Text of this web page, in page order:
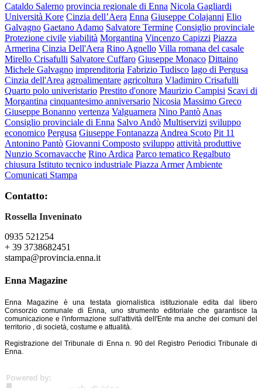
Cataldo Salerno provincia regionale di Enna Nicola Gagliardi
Università Kore Cinzia dell’Aera Enna Giuseppe Colajanni Elio
Galvagno Gaetano Adamo Salvatore Termine Consiglio provinciale
Protezione civile viabilità Morgantina Vincenzo Capizzi Piazza
Armerina Cinzia Dell'Aera Rino Agnello Villa romana del casale
Mirello Crisafulli Salvatore Cuffaro Giuseppe Monaco Dittaino
Michele Galvagno imprenditoria Fabrizio Tudisco lago di Pergusa
Cinzia dell'Area agroalimentare agricoltura Vladimiro Crisafulli
Quarto polo univeristario Prestito d'onore Maurizio Campisi Scavi di
Morgantina cinquantesimo anniversario Nicosia Massimo Greco
Giuseppe Bonanno vertenza Valguarnera Nino Pantò Anas
Consiglio provinciale di Enna Salvo Andò Multiservizi sviluppo
economico Pergusa Giuseppe Fontanazza Andrea Scoto Pit 11
Antonino Pantò Giovanni Composto sviluppo attività produttive
Nunzio Scornavacche Rino Ardica Parco tematico Regalbuto
chiusura Istituto tecnico industriale Piazza Armer Ambiente
Comunicati Stampa
Contatto:
Rossella Inveninato
0935 521254
+ 39 3738682451
stampa@provincia.enna.it
Enna Magazine
Enna Magazine è una testata giornalistica istituzionale edita dal libero
Consorzio comunale di Enna, uno strumento editoriale che garantisce la
comunicazione e l'informazione sull'attività dell'Ente ma anche dei comuni del
territorio , di società, costume e attualità.
Registrazione del Tribunale di Enna n. 90 del Registro Periodici Tribunale di
Enna.